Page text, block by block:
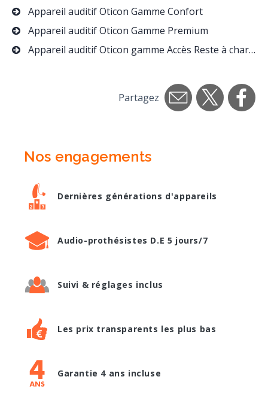
Appareil auditif Oticon Gamme Confort
Appareil auditif Oticon Gamme Premium
Appareil auditif Oticon gamme Accès Reste à charge 0
Partagez
Nos engagements
Dernières générations d'appareils
Audio-prothésistes D.E 5 jours/7
Suivi & réglages inclus
Les prix transparents les plus bas
Garantie 4 ans incluse